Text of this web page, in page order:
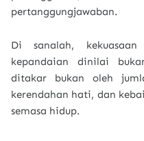
pertanggungjawaban.
Di sanalah,
kepandaian dinilai
ditakar bukan oleh
kerendahan hati, dan
semasa hidup.